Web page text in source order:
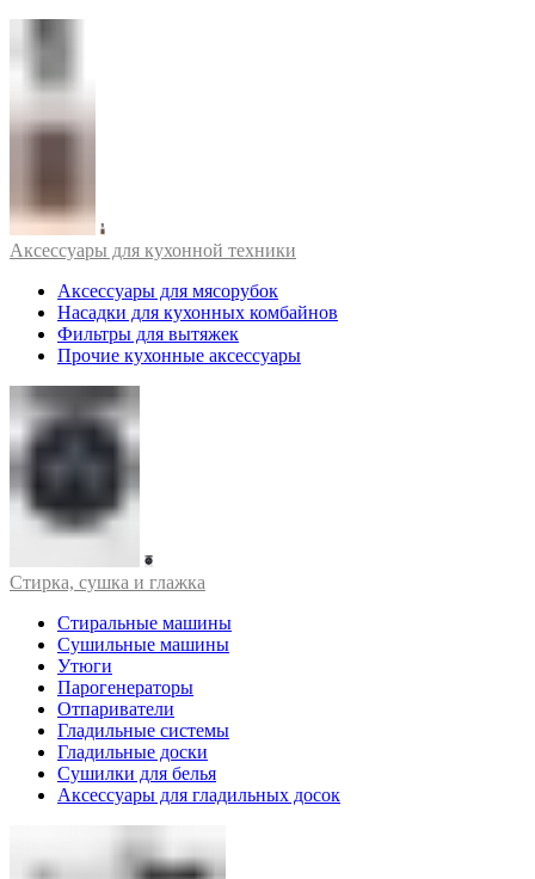
Аксессуары для кухонной техники
Аксессуары для мясорубок
Насадки для кухонных комбайнов
Фильтры для вытяжек
Прочие кухонные аксессуары
Стирка, сушка и глажка
Стиральные машины
Сушильные машины
Утюги
Парогенераторы
Отпариватели
Гладильные системы
Гладильные доски
Сушилки для белья
Аксессуары для гладильных досок